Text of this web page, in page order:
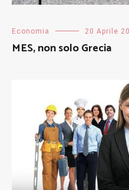
Economia 20 Aprile
MES, non solo Grecia